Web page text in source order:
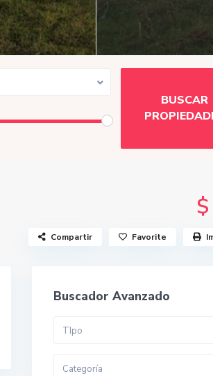
Compartir Favorite
Buscador Avanzado
TIpo
Categoría